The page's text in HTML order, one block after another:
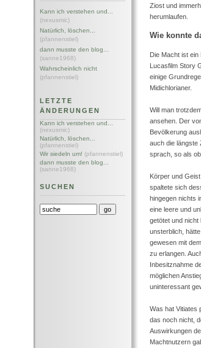
Kann ich verstehen und...
(nexusmic)
Natürlich, löschen...
(pfannenstiel)
dann musste den blog...
(sanne1968)
Wahrscheinlich nicht
(pfannenstiel)
LETZTE
ÄNDERUNGEN
Kann ich verstehen und...
(nexusmic)
Natürlich, löschen...
(pfannenstiel)
Wir siedeln um! (pfannenstiel)
dann musste den blog...
(sanne1968)
SUCHEN
Ziost und
herumlaufen.
Wie konnte
Die Macht ist
Lucasfilm Story
einige
Midichlorianer.
Will man
ansehen. Der
Bevölkerung
auch die längste
sprach, so als
Körper und
spaltete sich
hingegen nichts
eine leere und
getötet und
unsterblich,
gewesen mit
zu erlangen.
Inbesitznahme
möglichen
uninteressant
Was hat Vitiates
das noch nicht,
Auswirkungen
Machtnutzern